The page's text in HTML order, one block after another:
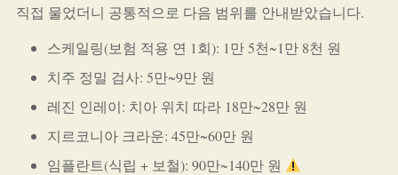
직접 물었더니 공통적으로 다음 범위를 안내받았습니다.
스케일링(보험 적용 연 1회): 1만 5천~1만 8천 원
치주 정밀 검사: 5만~9만 원
레진 인레이: 치아 위치 따라 18만~28만 원
지르코니아 크라운: 45만~60만 원
임플란트(식립 + 보철): 90만~140만 원